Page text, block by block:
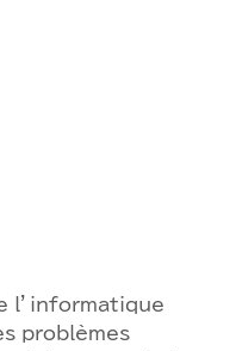
l’informatique
problèmes